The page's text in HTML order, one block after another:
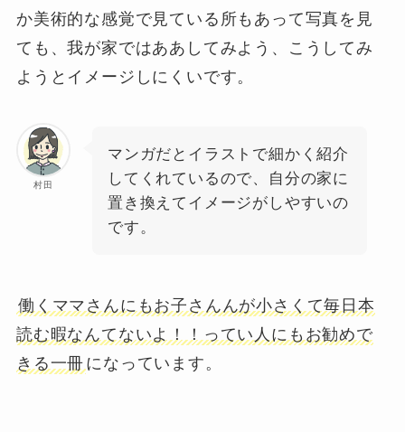
か美術的な感覚で見ている所もあって写真を見
ても、我が家ではああしてみよう、こうしてみ
ようとイメージしにくいです。
村田
マンガだとイラストで細かく紹介
してくれているので、自分の家に
置き換えてイメージがしやすいの
です。
働くママさんにもお子さんんが小さくて毎日本
読む暇なんてないよ！！ってい人にもお勧めで
きる一冊 になっています。